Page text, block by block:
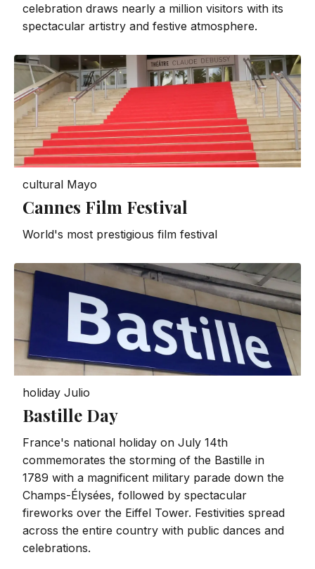
celebration draws nearly a million visitors with its
spectacular artistry and festive atmosphere.
cultural Mayo
Cannes Film Festival
World's most prestigious film festival
holiday Julio
Bastille Day
France's national holiday on July 14th
commemorates the storming of the Bastille in
1789 with a magnificent military parade down the
Champs-Élysées, followed by spectacular
fireworks over the Eiffel Tower. Festivities spread
across the entire country with public dances and
celebrations.